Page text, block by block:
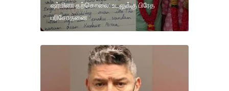
ஷர்மிளா தற்கொலை: உடலுக்கு பிரேத
பரிசோதனை